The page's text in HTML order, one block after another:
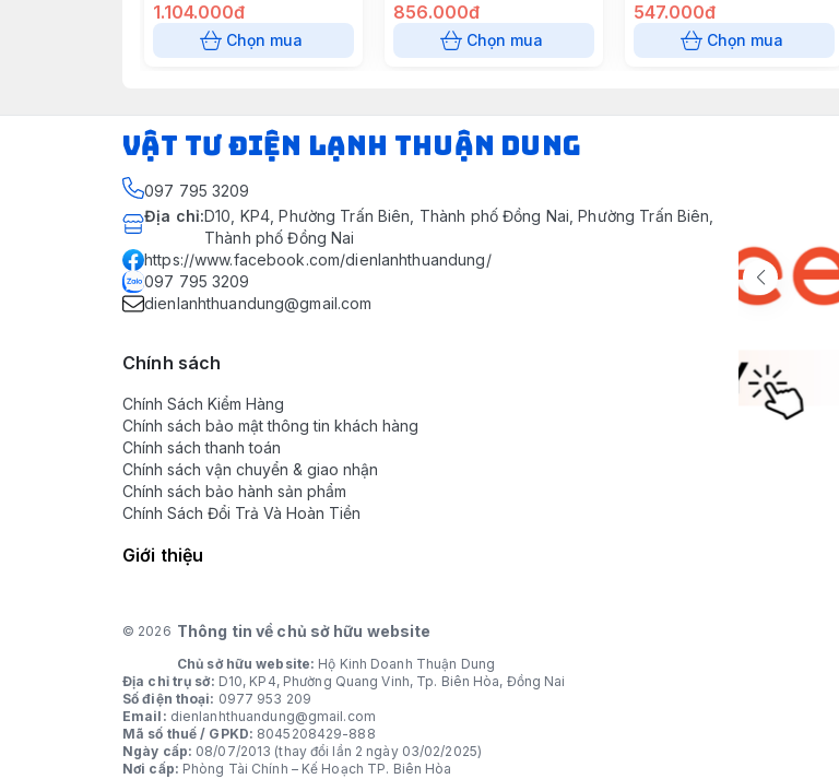
1.104.000đ
Chọn mua
YX81317
856.000đ
Chọn mua
12V Model M83 ( 5 cái/
thùng)
547.000đ
Chọn mua
VẬT TƯ ĐIỆN LẠNH THUẬN DUNG
097 795 3209
Địa chỉ:D10, KP4, Phường Trấn Biên, Thành phố Đồng Nai, Phường Trấn Biên,
Thành phố Đồng Nai
https://www.facebook.com/dienlanhthuandung/
097 795 3209
dienlanhthuandung@gmail.com
Chính sách
Chính Sách Kiểm Hàng
Chính sách bảo mật thông tin khách hàng
Chính sách thanh toán
Chính sách vận chuyển & giao nhận
Chính sách bảo hành sản phẩm
Chính Sách Đổi Trả Và Hoàn Tiền
Giới thiệu
© 2026 Thông tin về chủ sở hữu website
Chủ sở hữu website: Hộ Kinh Doanh Thuận Dung
Địa chỉ trụ sở: D10, KP4, Phường Quang Vinh, Tp. Biên Hòa, Đồng Nai
Số điện thoại: 0977 953 209
Email: dienlanhthuandung@gmail.com
Mã số thuế / GPKD: 8045208429-888
Ngày cấp: 08/07/2013 (thay đổi lần 2 ngày 03/02/2025)
Nơi cấp: Phòng Tài Chính – Kế Hoạch TP. Biên Hòa